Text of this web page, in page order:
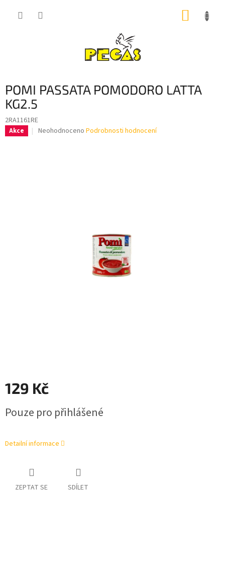
POMI PASSATA POMODORO LATTA
KG2.5
2RA1161RE
Akce
Průměrné
Neohodnoceno Podrobnosti hodnocení
129 Kč
cena:
Pouze pro přihlášené
Detailní informace
ZEPTAT SE SDÍLET